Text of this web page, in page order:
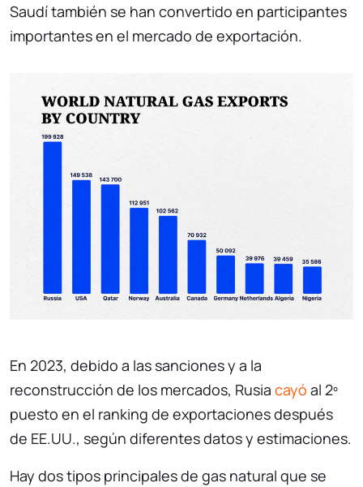
Saudí también se han convertido en participantes
importantes en el mercado de exportación.
En 2023, debido a las sanciones y a la
reconstrucción de los mercados, Rusia cayó al 2º
puesto en el ranking de exportaciones después
de EE.UU., según diferentes datos y estimaciones.
Hay dos tipos principales de gas natural que se